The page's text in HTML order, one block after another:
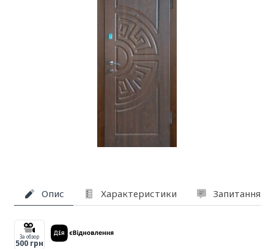
Опис Характеристики Запитання
За обзор
500 грн